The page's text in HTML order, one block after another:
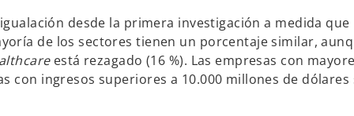
desde la primera investigación a medida que
de los sectores tienen un porcentaje similar,
está rezagado (16 %). Las empresas con
con ingresos superiores a 10.000 millones de dólares